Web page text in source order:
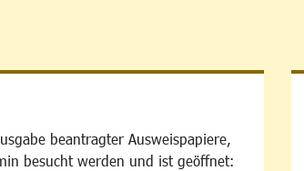
beantragter Ausweispapiere,
besucht werden und ist geöffnet: